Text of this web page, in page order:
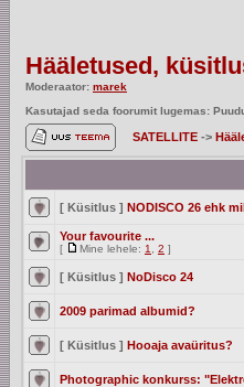
Hääletused,
Moderaator: marek
Kasutajad seda foorumit lugemas:
SATELLITE ->
[ Küsitlus ] NODISCO 26 ehk
Your favourite ...
[ Mine lehele: 1 2 ]
[ Küsitlus ] NoDisco 24
2009 parimad albumid?
[ Küsitlus ] Hooaja avaüritus?
Photographic konkurss: